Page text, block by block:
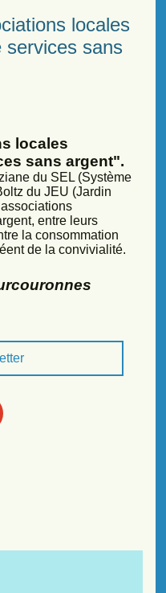
locales
services sans
locales
sans argent".
du SEL (Système
du JEU (Jardin
entre leurs
la consommation
de la convivialité.